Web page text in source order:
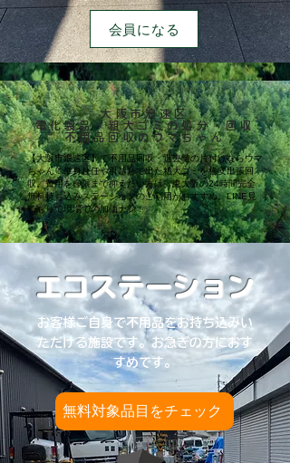
会員になる
大阪市浪速区
電化製品・粗大ゴミの処分・回収
不用品回収のウマちゃん
【大阪市浪速区】で不用品回収・退去時の片付けならウマ
ちゃん！単身赴任や引越しで出た粗大ゴミを格安出張回
収。費用を極限まで抑えたい方は、東大阪の24時間完全
無料持ち込みステーションのご利用がおすすめ。LINE見
積もりで現場での加価ナシ！
エコステーション
お客様ご自身で不用品をお持ち込みい
ただける施設です。お急ぎの方におす
すめです。
無料対象品目をチェック